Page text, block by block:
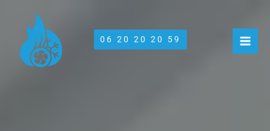
contenu
06 20 20 20 59